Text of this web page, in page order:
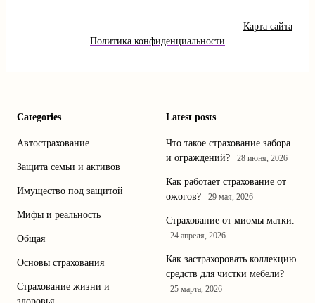
Карта сайта
Политика конфиденциальности
Categories
Автострахование
Защита семьи и активов
Имущество под защитой
Мифы и реальность
Общая
Основы страхования
Страхование жизни и
Latest posts
Что такое страхование забора
и ограждений?
28 июня, 2026
Как работает страхование от
ожогов?
29 мая, 2026
Страхование от миомы матки.
24 апреля, 2026
Как застрахоровать коллекцию
средств для чистки мебели?
25 марта, 2026